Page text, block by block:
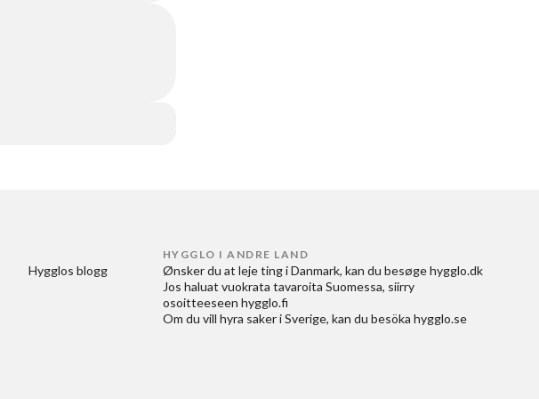
Hygglos blogg
HYGGLO I ANDRE LAND
Ønsker du at leje ting i Danmark, kan du besøge hygglo.dk
Jos haluat vuokrata tavaroita Suomessa, siirry
osoitteeseen hygglo.fi
Om du vill hyra saker i Sverige, kan du besöka hygglo.se